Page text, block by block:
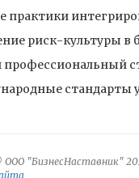
практики
риск-культуры
профессиональный
стандарты
"БизнесНаставник"